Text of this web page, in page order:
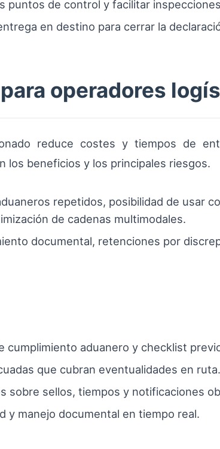
puntos de control y facilitar
en destino para cerrar la
operadores
reduce costes y tiempos de
los beneficios y los principales riesgos.
repetidos, posibilidad de usar
de cadenas multimodales.
documental, retenciones por
aduanero y checklist
que cubran eventualidades en ruta.
sobre sellos, tiempos y notificaciones
y manejo documental en tiempo real.